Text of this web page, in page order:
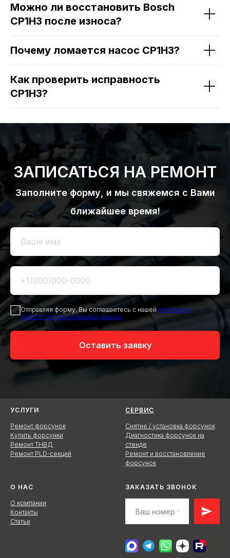
Можно ли восстановить Bosch
CP1H3 после износа?
Почему ломается насос CP1H3?
Как проверить исправность
CP1H3?
ЗАПИСАТЬСЯ НА РЕМОНТ
Заполните форму, и мы свяжемся с Вами
ближайшее время!
Отправляя форму, Вы соглашаетесь с нашей политикой
обработки персональных данных
Оставить заявку
УСЛУГИ
Ремонт форсунок
Купить форсунки
Ремонт ТНВД
Ремонт PLD-секций
СЕРВИС
Снятие / установка форсунок
Диагностика форсунок на
стенде
Ремонт и восстановление
форсунок
О НАС
О компании
Контакты
Статьи
ЗАКАЗАТЬ ЗВОНОК